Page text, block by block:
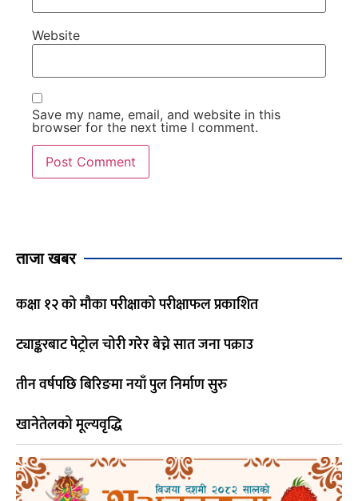
Website
Save my name, email, and website in this
browser for the next time I comment.
ताजा खबर
कक्षा १२ को मौका परीक्षाको परीक्षाफल प्रकाशित
ट्याङ्करबाट पेट्रोल चोरी गरेर बेच्ने सात जना पक्राउ
तीन वर्षपछि बिरिङमा नयाँ पुल निर्माण सुरु
खानेतेलको मूल्यवृद्धि